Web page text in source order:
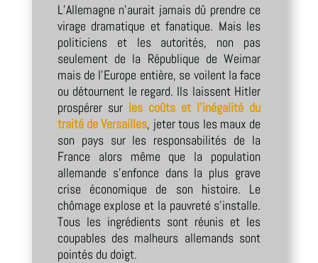
L’Allemagne n’aurait jamais dû prendre ce
virage dramatique et fanatique. Mais les
politiciens et les autorités, non pas
seulement de la République de Weimar
mais de l’Europe entière, se voilent la face
ou détournent le regard. Ils laissent Hitler
prospérer sur les coûts et l’inégalité du
traité de Versailles, jeter tous les maux de
son pays sur les responsabilités de la
France alors même que la population
allemande s’enfonce dans la plus grave
crise économique de son histoire. Le
chômage explose et la pauvreté s’installe.
Tous les ingrédients sont réunis et les
coupables des malheurs allemands sont
pointés du doigt.